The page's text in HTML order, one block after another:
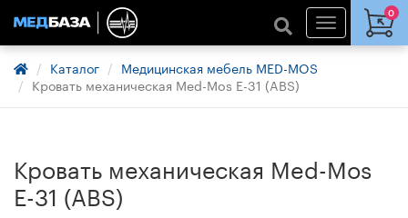
0
Каталог
Медицинская мебель MED-MOS
Кровать механическая Med-Mos Е-31 (ABS)
Кровать механическая Med-Mos
Е-31 (ABS)